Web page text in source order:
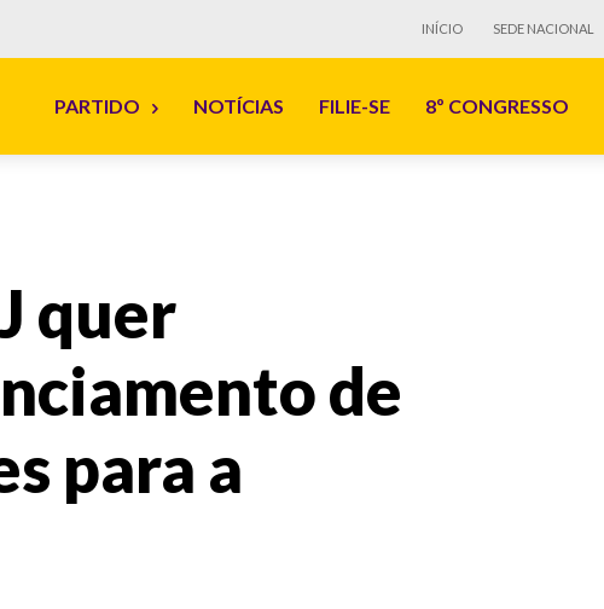
INÍCIO SEDE NACIONAL
PARTIDO NOTÍCIAS FILIE-SE 8º CONGRESSO
quer
de
para a